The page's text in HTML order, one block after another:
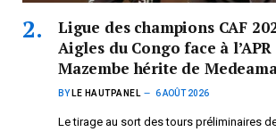
Ligue des champions CAF
Aigles du Congo face à
Mazembe hérite de
BY LE HAUTPANEL 6 AOÛT 2026
Le tirage au sort des tours préliminaires